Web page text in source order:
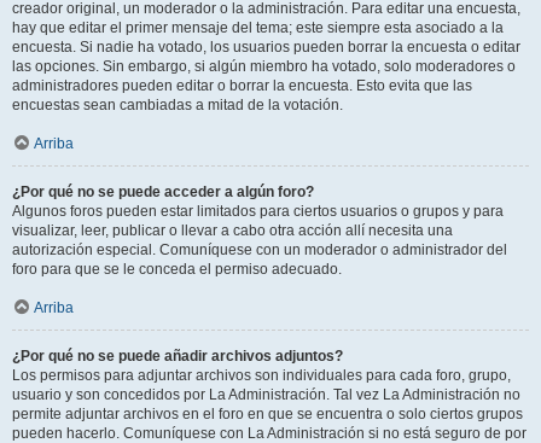
creador original, un moderador o la administración. Para editar una encuesta,
hay que editar el primer mensaje del tema; este siempre esta asociado a la
encuesta. Si nadie ha votado, los usuarios pueden borrar la encuesta o editar
las opciones. Sin embargo, si algún miembro ha votado, solo moderadores o
administradores pueden editar o borrar la encuesta. Esto evita que las
encuestas sean cambiadas a mitad de la votación.
Arriba
¿Por qué no se puede acceder a algún foro?
Algunos foros pueden estar limitados para ciertos usuarios o grupos y para
visualizar, leer, publicar o llevar a cabo otra acción allí necesita una
autorización especial. Comuníquese con un moderador o administrador del
foro para que se le conceda el permiso adecuado.
Arriba
¿Por qué no se puede añadir archivos adjuntos?
Los permisos para adjuntar archivos son individuales para cada foro, grupo,
usuario y son concedidos por La Administración. Tal vez La Administración no
permite adjuntar archivos en el foro en que se encuentra o solo ciertos grupos
pueden hacerlo. Comuníquese con La Administración si no está seguro de por